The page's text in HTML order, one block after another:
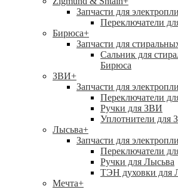
Запчасти для
Переключатели
Бирюса+
Запчасти для
Сальник для
Бирюса
ЗВИ+
Запчасти для
Переключатели
Ручки для ЗВИ
Уплотнители для
Лысьва+
Запчасти для
Переключатели
Ручки для Лысьва
ТЭН духовки для
Мечта+